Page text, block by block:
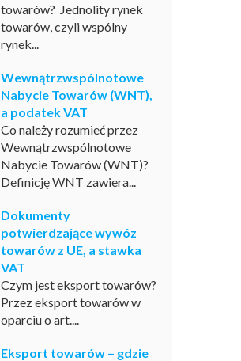
towarów? Jednolity rynek
towarów, czyli wspólny
rynek...
Wewnątrzwspólnotowe
Nabycie Towarów (WNT),
a podatek VAT
Co należy rozumieć przez
Wewnątrzwspólnotowe
Nabycie Towarów (WNT)?
Definicję WNT zawiera...
Dokumenty
potwierdzające wywóz
towarów z UE, a stawka
VAT
Czym jest eksport towarów?
Przez eksport towarów w
oparciu o art....
Eksport towarów – gdzie